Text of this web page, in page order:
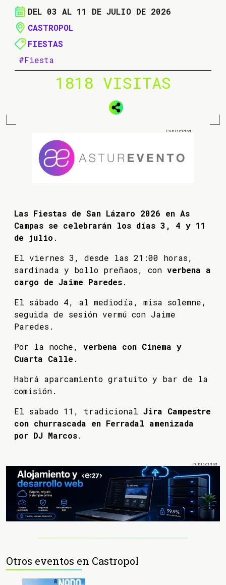
DEL 03 AL 11 DE JULIO DE 2026
CASTROPOL
FIESTAS
#Fiesta
1818 VISITAS
Las Fiestas de San Lázaro 2026 en As
Campas se celebrarán los días 3, 4 y 11
de julio .
El viernes 3, desde las 21:00 horas,
sardinada y bollo preñaos, con verbena a
cargo de Jaime Paredes.
El sábado 4, al mediodía, misa solemne,
seguida de sesión vermú con Jaime
Paredes.
Por la noche, verbena con Cinema y
Cuarta Calle .
Habrá aparcamiento gratuito y bar de la
comisión.
El sabado 11, tradicional Jira Campestre
con churrascada en Ferradal amenizada
por DJ Marcos.
Otros eventos en Castropol